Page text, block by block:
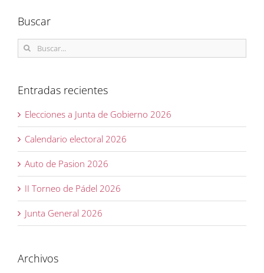
Buscar
Buscar:
Entradas recientes
Elecciones a Junta de Gobierno 2026
Calendario electoral 2026
Auto de Pasion 2026
II Torneo de Pádel 2026
Junta General 2026
Archivos